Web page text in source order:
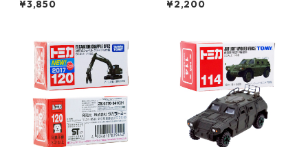
96291
¥3,850 ¥2,200